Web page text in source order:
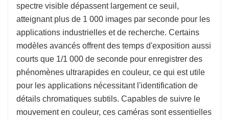
spectre visible dépassent largement ce seuil,
atteignant plus de 1 000 images par seconde pour les
applications industrielles et de recherche. Certains
modèles avancés offrent des temps d'exposition aussi
courts que 1/1 000 de seconde pour enregistrer des
phénomènes ultrarapides en couleur, ce qui est utile
pour les applications nécessitant l'identification de
détails chromatiques subtils. Capables de suivre le
mouvement en couleur, ces caméras sont essentielles